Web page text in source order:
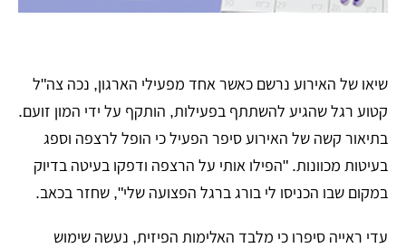
שיאו של האירוע נרשם כאשר אחד מפעילי הארגון, נכה צה"ל
קטוע רגל שהגיע להשתתף בפעילות, הותקף על ידי המון זועם.
בתיאור קשה של האירוע סיפר הפעיל כי הופל לרצפה וספג
בעיטות מכוונות. "הפילו אותי על הרצפה ודפקו בעיטה בדיוק
במקום שבו הכניסו לי בורג ברגל הפצועה שלי", שחזר בכאב.
​עדי ראייה סיפרו כי מלבד האלימות הפיזית, נעשה שימוש